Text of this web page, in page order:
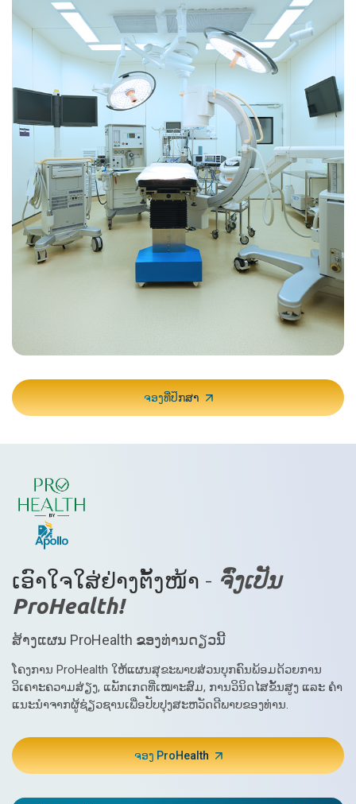
Cerebral [ສະ​ຫມອງ​] ຮູບ​ແບບ​ການ​ໄຫຼ​ຂອງ​ເລືອດ​
ເປັນປະໂຫຍດໃນການປະເມີນເສັ້ນເລືອດຕັນໃນ, ບ້າ
ຫມູ, ແລະ dementia
ສາມາດຊ່ວຍ localize foci ຊັກໃນພະຍາດບ້າຫມູ
ສິ່ງທີ່ຄາດຫວັງ:
ຈໍານວນຂະຫນາດນ້ອຍຂອງ radioactive
tracer ແມ່ນການສັກຢາ intravenously.
ຫຼັງຈາກໄລຍະເວລາລໍຖ້າ, ຄົນເຈັບນອນຢູ່ໃນ
ຂະນະທີ່ກ້ອງຖ່າຍຮູບ SPECT ໝູນອ້ອມຫົວ, ຈັບ
ພາບ. ຂັ້ນຕອນໃຊ້ເວລາປະມານ 30-60 ນາທີ.
ອ່ານເພີ່ມເຕີມກ່ຽວກັບ SPECT
ການແຜ່ກະຈາຍແບບພິເສດແລະການຖ່າຍຮູບ perfusion ສໍາລັບ
ໂຄງສ້າງສະຫມອງລະອຽດແລະການປະເມີນການເຮັດວຽກ
3. MRI ທີ່ໃຊ້ໄດ້ (fMRI)
ເຕັກນິກທີ່ບໍ່ບຸກລຸກນີ້ວາງແຜນການເຄື່ອນໄຫວຂອງສະຫມອງໂດຍການ
ກວດສອບການປ່ຽນແປງຂອງການໄຫຼຂອງເລືອດ, ສໍາຄັນຕໍ່ການວາງແຜນ
ກ່ອນການຜ່າຕັດແລະຄວາມເຂົ້າໃຈກ່ຽວກັບການເຮັດວຽກຂອງສະຫ
ມອງ.
ສໍາຄັນສໍາລັບການວາງແຜນກ່ອນການຜ່າຕັດເພື່ອຮັກສາຫນ້າທີ່ສະຫ
ມອງທີ່ສໍາຄັນ
ຊ່ວຍໃນການເຂົ້າໃຈການເຮັດວຽກຂອງສະຫມອງແລະ
neuroplasticity
ເປັນປະໂຫຍດໃນການຄົ້ນຄວ້າສໍາລັບການສຶກສາເຄືອຂ່າຍສະຫ
ມອງແລະຂະບວນການມັນສະຫມອງ
ຊ່ວຍໃນການວາງແຜນການປິ່ນປົວສໍາລັບເງື່ອນໄຂເຊັ່ນ: ພະຍາດບ້າ
ຫມູແລະເນື້ອງອກໃນສະຫມອງ
ລະບົບການຖ່າຍຮູບແບບ intraoperative ນີ້ສະຫນອງຮູບພາບ 3D ທີ່ມີ
ແມ່ນຍໍາໃນການຜ່າຕັດແລະຄວາມປອດໄພ.
ໃຫ້ຮູບພາບ 3D ທີ່ມີຄຸນນະພາບສູງໃນລະຫວ່າງການຜ່າຕັດ
ປັບປຸງຄວາມແມ່ນຍໍາຂອງການຜ່າຕັດແລະຄວາມປອດໄພ
ສັນຫຼັງທີ່ຊັບຊ້ອນ
ຈອງທີ່ປຶກສາ
ເອົາໃຈໃສ່ຢ່າງຕັ້ງໜ້າ - ຈົ່ງເປັນ
ProHealth!
ສ້າງແຜນ ProHealth ຂອງທ່ານດຽວນີ້
ໂຄງການ ProHealth ໃຫ້ແຜນສຸຂະພາບສ່ວນບຸກຄົນພ້ອມດ້ວຍການ
ວິເຄາະຄວາມສ່ຽງ, ແພັກເກດທີ່ເໝາະສົມ, ການວິນິດໄສຂັ້ນສູງ ແລະ ຄຳ
ແນະນຳຈາກຜູ້ຊ່ຽວຊານເພື່ອປັບປຸງສະຫວັດດີພາບຂອງທ່ານ.
ຈອງ ProHealth